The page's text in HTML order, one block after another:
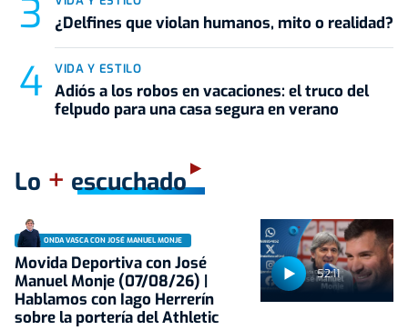
¿Delfines que violan humanos, mito o realidad?
VIDA Y ESTILO
Adiós a los robos en vacaciones: el truco del
felpudo para una casa segura en verano
Lo + escuchado
52:11
ONDA VASCA CON JOSÉ MANUEL MONJE
Movida Deportiva con José
Manuel Monje (07/08/26) |
Hablamos con Iago Herrerín
sobre la portería del Athletic